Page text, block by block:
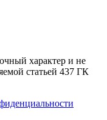
характер и не
статьей 437 ГК